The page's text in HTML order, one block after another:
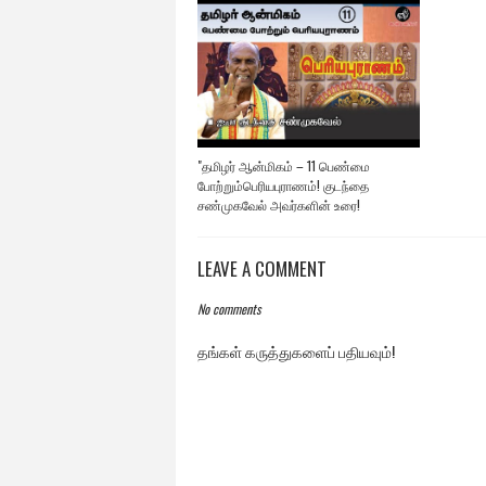
"தமிழர் ஆன்மிகம் – 11 பெண்மை
போற்றும்பெரியபுராணம்! குடந்தை
சண்முகவேல் அவர்களின் உரை!
LEAVE A COMMENT
No comments
தங்கள் கருத்துகளைப் பதியவும்!